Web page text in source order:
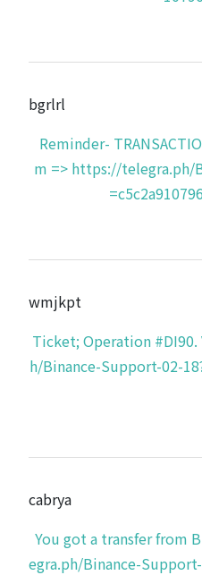
bgrlrl
Reminder-
m => https://telegra.ph/
wmjkpt
Ticket; Operation #DI90.
h/Binance-Support-02-
cabrya
You got a transfer from
egra.ph/Binance-